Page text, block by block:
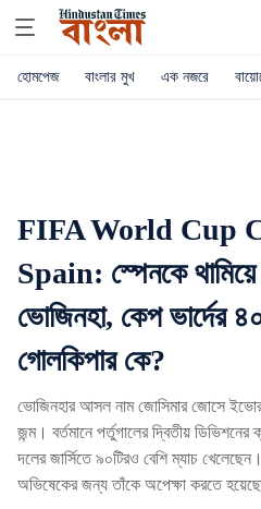
হোমপেজ বাংলার মুখ এক নজরে
FIFA World Cup
Spain: স্পেনকে থামিয়ে
ভোজিনহা, কেপ ভার্দের
গোলকিপার কে?
ভোজিনহার আসল নাম জোসিমার জোসে
জন্ম। বর্তমানে পর্তুগালের দ্বিতীয়
দলের জার্সিতে ৯০টিরও বেশি ম্যাচ
অভিষেকের জন্য তাঁকে অপেক্ষা করতে